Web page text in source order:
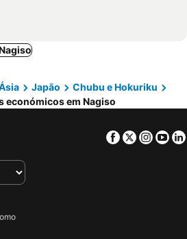
Japão
Chubu e Hokuriku
económicos em Nagiso
Facebook
Twitter